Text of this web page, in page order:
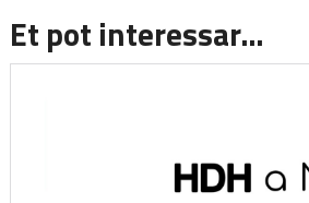
Et pot interessar…